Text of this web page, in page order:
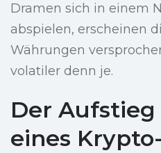
Dramen sich in einem
abspielen, erscheinen
Währungen
volatiler denn je.
Der
eines